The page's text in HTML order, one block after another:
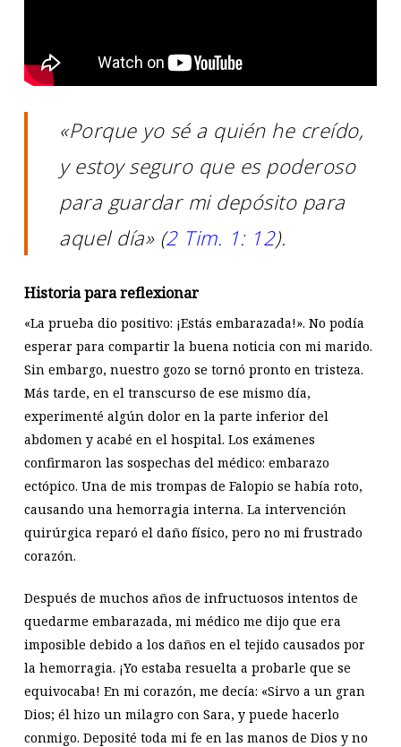
«Porque yo sé a quién he creído,
y estoy seguro que es poderoso
para guardar mi depósito para
aquel día» (2 Tim. 1: 12).
Historia para reflexionar
«La prueba dio positivo: ¡Estás embarazada!». No podía
esperar para compartir la buena noticia con mi marido.
Sin embargo, nuestro gozo se tornó pronto en tristeza.
Más tarde, en el transcurso de ese mismo día,
experimenté algún dolor en la parte inferior del
abdomen y acabé en el hospital. Los exámenes
confirmaron las sospechas del médico: embarazo
ectópico. Una de mis trompas de Falopio se había roto,
causando una hemorragia interna. La intervención
quirúrgica reparó el daño físico, pero no mi frustrado
corazón.
Después de muchos años de infructuosos intentos de
quedarme embarazada, mi médico me dijo que era
imposible debido a los daños en el tejido causados por
la hemorragia. ¡Yo estaba resuelta a probarle que se
equivocaba! En mi corazón, me decía: «Sirvo a un gran
Dios; él hizo un milagro con Sara, y puede hacerlo
conmigo. Deposité toda mi fe en las manos de Dios y no